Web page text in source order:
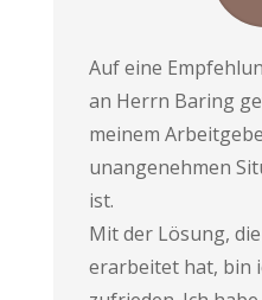
Auf eine
an Herrn Baring
meinem
unangenehmen
ist.
Mit der Lösung,
erarbeitet hat, bin